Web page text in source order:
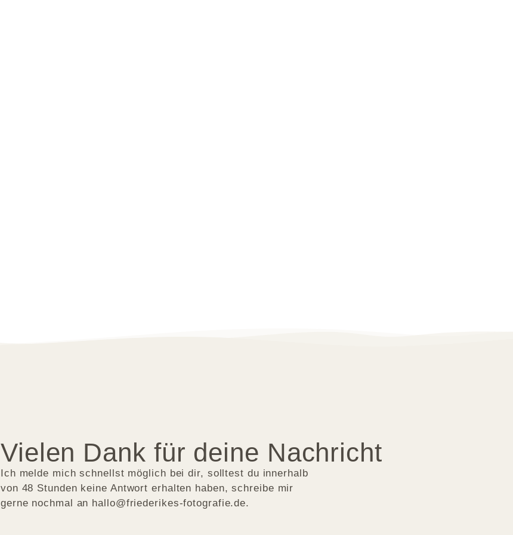
Vielen Dank für deine Nachricht
Ich melde mich schnellst möglich bei dir, solltest du innerhalb
von 48 Stunden keine Antwort erhalten haben, schreibe mir
gerne nochmal an hallo@friederikes-fotografie.de.